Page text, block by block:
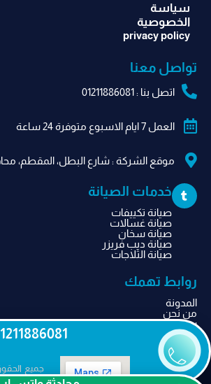
سياسة
الخصوصية
privacy policy
تواصل معنا
اتصل بنا : 01211886081
العمل 7 ايام الاسبوع متوفرة 24 ساعة
موقع الشركة​ : شارع البطل، المقطم،
T
u
m
خدمات الصيانة
صيانة تكييفات
صيانة غسالات
صيانة سخان
صيانة ديب فريزر
صيانة الثلاجات
روابط تهمك
المدونة
من نحن
سياسة الخصوصية
اتصل بنا
جميع
محفوظة